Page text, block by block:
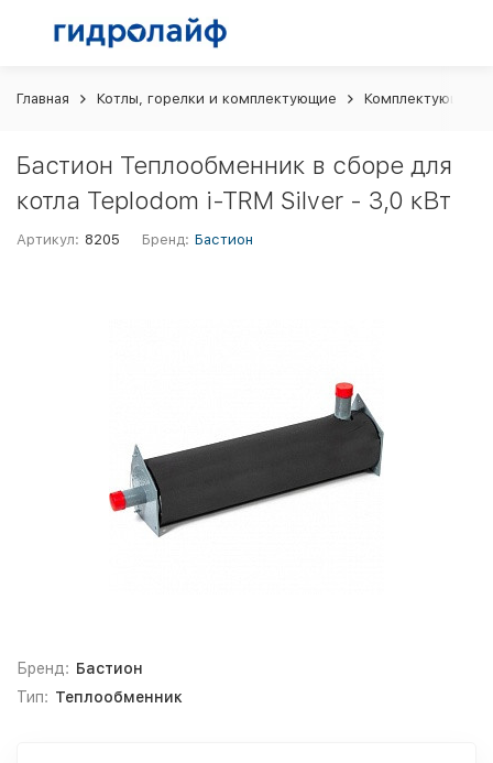
Главная Котлы, горелки и комплектующие Комплектующие и
Бастион Теплообменник в сборе для
котла Teplodom i-TRM Silver - 3,0 кВт
Артикул: 8205 Бренд: Бастион
Бренд: Бастион
Тип: Теплообменник